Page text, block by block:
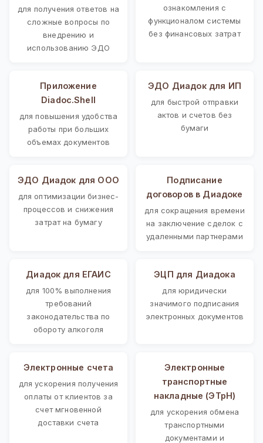
для получения ответов на
сложные вопросы по
внедрению и
использованию ЭДО
ознакомления с
функционалом системы
без финансовых затрат
Приложение
Diadoc.Shell
для повышения удобства
работы при больших
объемах документов
ЭДО Диадок для ИП
для быстрой отправки
актов и счетов без
бумаги
ЭДО Диадок для ООО
для оптимизации бизнес-
процессов и снижения
затрат на бумагу
Подписание
договоров в Диадоке
для сокращения времени
на заключение сделок с
удаленными партнерами
Диадок для ЕГАИС
для 100% выполнения
требований
законодательства по
обороту алкоголя
ЭЦП для Диадока
для юридически
значимого подписания
электронных документов
Электронные счета
для ускорения получения
оплаты от клиентов за
счет мгновенной
доставки счета
Электронные
транспортные
накладные (ЭТрН)
для ускорения обмена
транспортными
документами и